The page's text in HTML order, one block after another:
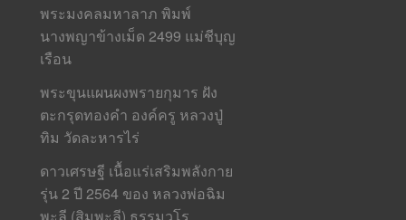
พระมงคลมหาลาภ พิมพ์
นางพญาข้างเม็ด 2499 แม่ชีบุญ
เรือน
พระขุนแผนผงพรายกุมาร ฝัง
ตะกรุดทองคำ องค์ครู หลวงปู่
ทิม วัดละหารไร่
ดาวเศรษฐี เนื้อแร่เสริมพลังกาย
รุ่น 2 ปี 2564 ของ หลวงพ่อฉิม